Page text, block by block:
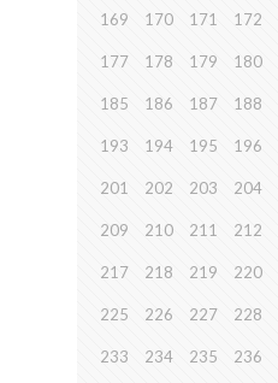
169 170 171 172
177 178 179 180
185 186 187 188
193 194 195 196
201 202 203 204
209 210 211 212
217 218 219 220
225 226 227 228
233 234 235 236